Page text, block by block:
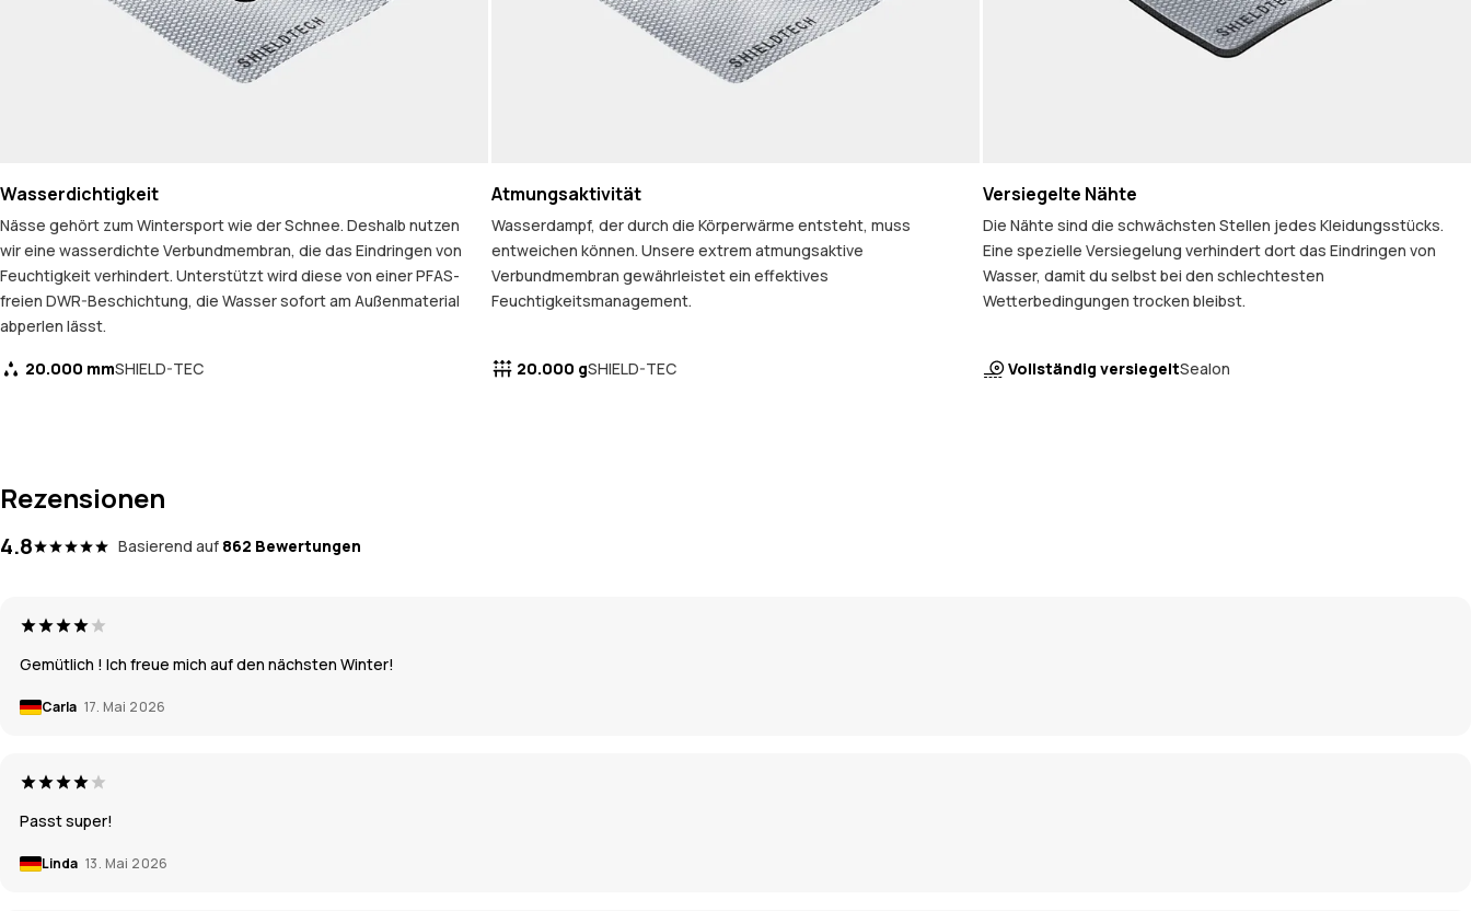
Wasserdichtigkeit
Nässe gehört zum Wintersport wie der Schnee. Deshalb nutzen
wir eine wasserdichte Verbundmembran, die das Eindringen von
Feuchtigkeit verhindert. Unterstützt wird diese von einer PFAS-
freien DWR-Beschichtung, die Wasser sofort am Außenmaterial
abperlen lässt.
20.000 mmSHIELD-TEC
Atmungsaktivität
Wasserdampf, der durch die Körperwärme entsteht, muss
entweichen können. Unsere extrem atmungsaktive
Verbundmembran gewährleistet ein effektives
Feuchtigkeitsmanagement.
20.000 gSHIELD-TEC
Versiegelte Nähte
Die Nähte sind die schwächsten Stellen jedes Kleidungsstücks.
Eine spezielle Versiegelung verhindert dort das Eindringen von
Wasser, damit du selbst bei den schlechtesten
Wetterbedingungen trocken bleibst.
Vollständig versiegeltSealon
Rezensionen
4.8 Basierend auf 862 Bewertungen
Gemütlich ! Ich freue mich auf den nächsten Winter!
Carla 17. Mai 2026
Passt super!
Linda 13. Mai 2026